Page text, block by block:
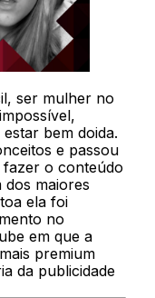
ser mulher no
bem doida.
e passou
o conteúdo
maiores
ela foi
no
em que a
premium
da publicidade